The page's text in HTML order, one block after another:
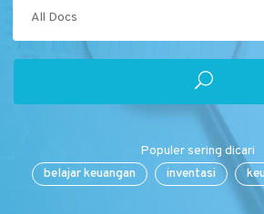
All Docs
Populer sering dicari
belajar keuangan
inventasi